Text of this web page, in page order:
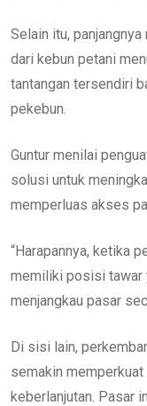
Selain itu,
dari kebun petani
tantangan tersendiri
pekebun.
Guntur menilai
solusi untuk
memperluas akses
“Harapannya, ketika
memiliki posisi tawar
menjangkau pasar
Di sisi lain,
semakin
keberlanjutan. Pasar